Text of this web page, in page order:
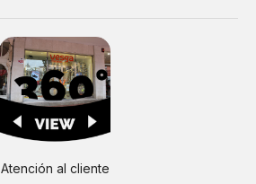
Atención al cliente